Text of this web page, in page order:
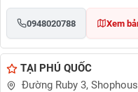
0948020788 Xem
TẠI PHÚ QUỐC
Đường Ruby 3,